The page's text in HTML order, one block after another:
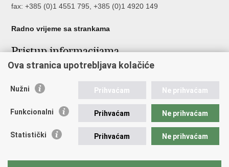
fax: +385 (0)1 4551 795, +385 (0)1 4920 149
Radno vrijeme sa strankama
Pristup informacijama
Pristup informacijama
Nepravilnosti
Javna nabava u MVEP-u
Nadzor rada i unutarnja revizija službe vanjskih poslova
Ova stranica upotrebljava kolačiće
Nužni Prihvaćam Ne prihvaćam
Funkcionalni Prihvaćam Ne prihvaćam
Statistički Prihvaćam Ne prihvaćam